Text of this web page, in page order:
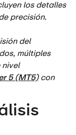
los detalles
precisión.
del
múltiples
nivel
5 (MT5) con